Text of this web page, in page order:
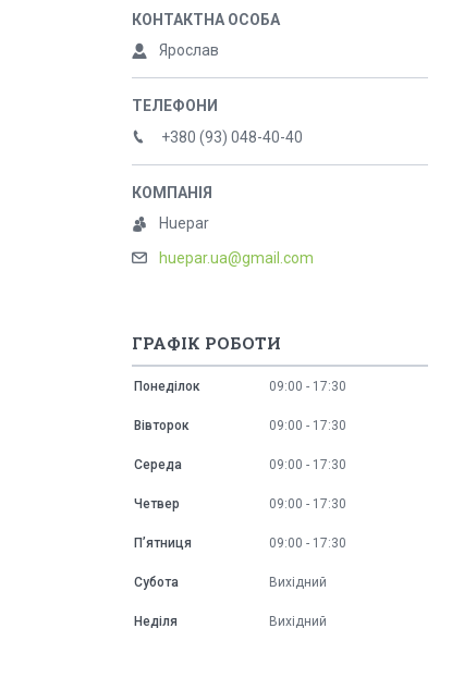
Ярослав
+380 (93) 048-40-40
Huepar
huepar.ua@gmail.com
ГРАФІК РОБОТИ
Понеділок 09:00 17:30
Вівторок 09:00 17:30
Середа 09:00 17:30
Четвер 09:00 17:30
Пʼятниця 09:00 17:30
Субота Вихідний
Неділя Вихідний